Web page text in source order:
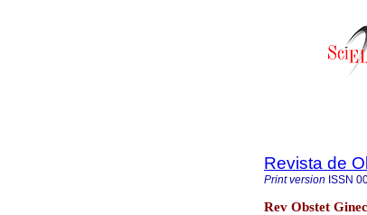
Revista de
Print version ISSN
Rev Obstet